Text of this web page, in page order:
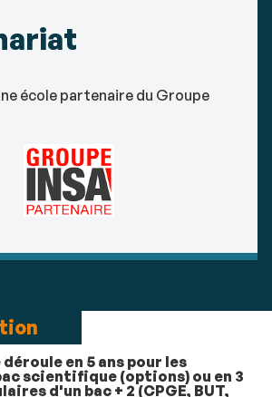
école partenaire du Groupe
en 5 ans pour les
scientifique (options) ou en 3
d'un bac + 2 (CPGE, BUT,